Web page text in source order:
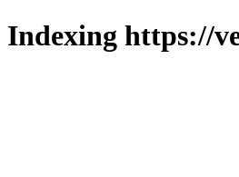
Indexing https://